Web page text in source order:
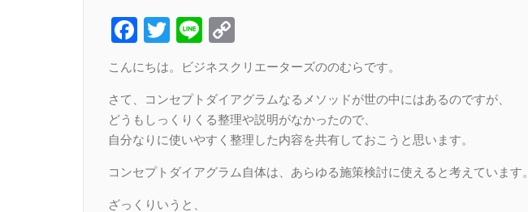
Facebook
Twitter
Line
Link
こんにちは。ビジネスクリエーターズののむらです。
さて、コンセプトダイアグラムなるメソッドが世の中にはあるのですが、
どうもしっくりくる整理や説明がなかったので、
自分なりに使いやすく整理した内容を共有しておこうと思います。
コンセプトダイアグラム自体は、あらゆる施策検討に使えると考えています。
ざっくりいうと、